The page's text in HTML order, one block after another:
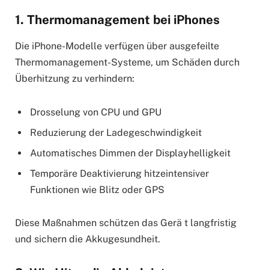
1. Thermomanagement bei iPhones
Die iPhone-Modelle verfügen über ausgefeilte
Thermomanagement-Systeme, um Schäden durch
Überhitzung zu verhindern:
Drosselung von CPU und GPU
Reduzierung der Ladegeschwindigkeit
Automatisches Dimmen der Displayhelligkeit
Temporäre Deaktivierung hitzeintensiver
Funktionen wie Blitz oder GPS
Diese Maßnahmen schützen das Gerä t langfristig
und sichern die Akkugesundheit.